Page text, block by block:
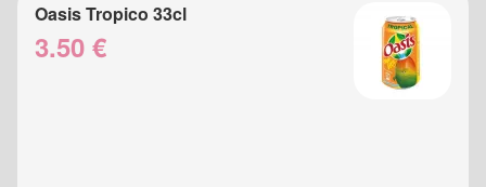
Oasis Tropico 33cl
3.50 €